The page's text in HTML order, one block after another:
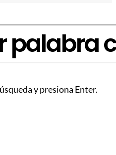
y presiona Enter.